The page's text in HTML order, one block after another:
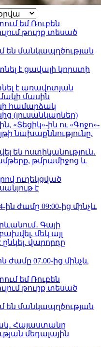
եմ Ռուբեն
թուրք տեսած
են մանկապղծության
է ցավալի կորստի
է առավոտյան
մասին
համարձակ
(լուսանկարներ)
«Տեցիկ»-ին ու «Գոջո»-
նախաքննությունը.
են ոստիկանություն․
թմրամիջոց և
ուղեկցված
է
ին ժամը 09:00-ից մինչև
Գայի
մեկ այլ
վարորդը
ժամը 07.00-ից մինչև
եմ Ռուբեն
թուրք տեսած
են մանկապղծության
Հայաստանը
մեդալային